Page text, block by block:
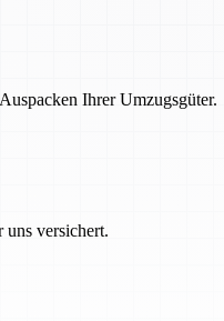
Ihrer Umzugsgüter.
uns versichert.